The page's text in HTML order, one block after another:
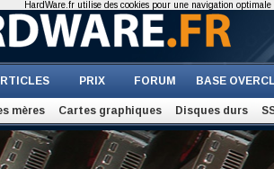
PRIX FORUM BASE
mères Cartes graphiques Disques durs
HardWare.fr utilise des cookies pour une navigation